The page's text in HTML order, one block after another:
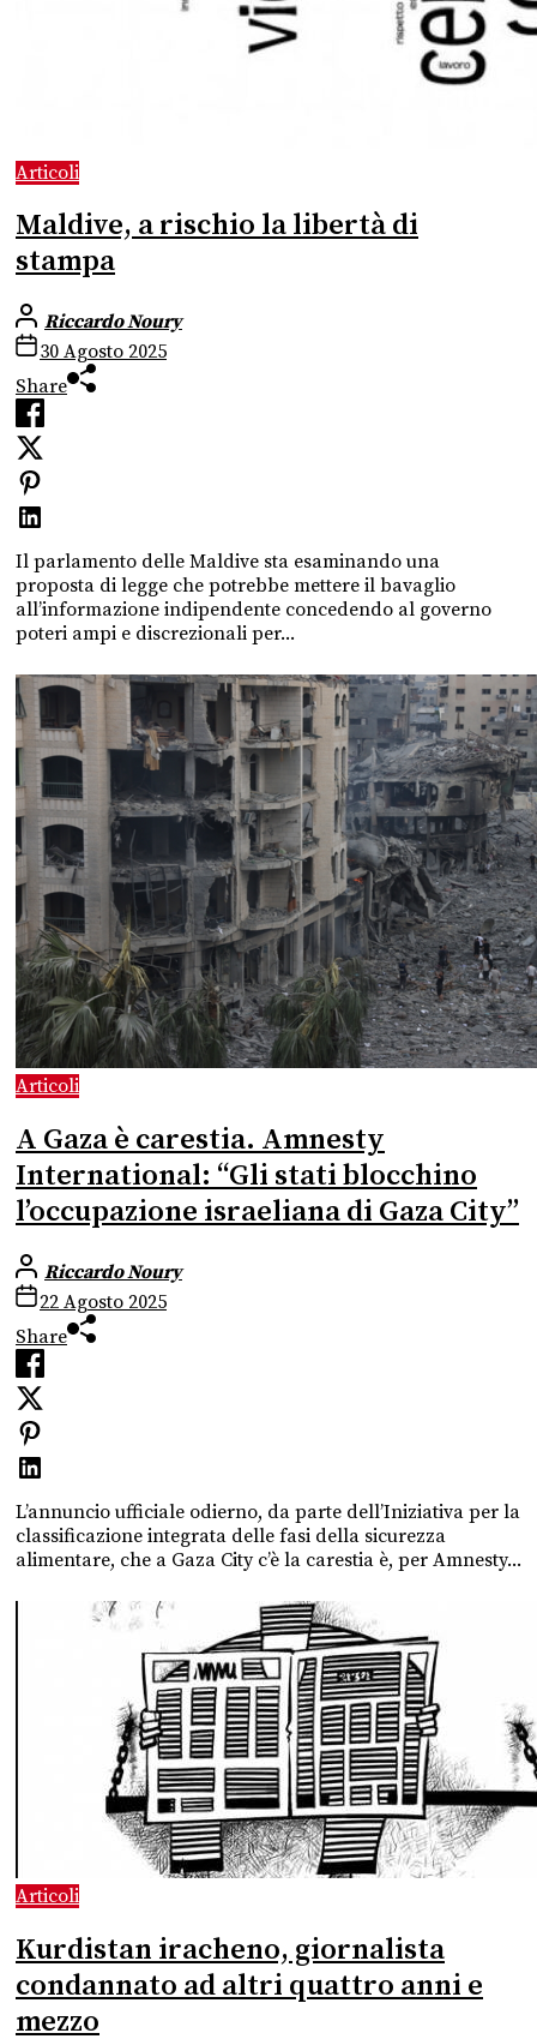
Articoli
Maldive, a rischio la libertà di
stampa
Riccardo Noury
30 Agosto 2025
Share
Il parlamento delle Maldive sta esaminando una
proposta di legge che potrebbe mettere il bavaglio
all’informazione indipendente concedendo al governo
poteri ampi e discrezionali per...
Articoli
A Gaza è carestia. Amnesty
International: “Gli stati blocchino
l’occupazione israeliana di Gaza City”
Riccardo Noury
22 Agosto 2025
Share
L’annuncio ufficiale odierno, da parte dell’Iniziativa per la
classificazione integrata delle fasi della sicurezza
alimentare, che a Gaza City c’è la carestia è, per Amnesty...
Articoli
Kurdistan iracheno, giornalista
condannato ad altri quattro anni e
mezzo